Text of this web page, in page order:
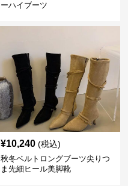
ーハイブーツ
¥10,240 (税込)
秋冬ベルトロングブーツ尖りつ
ま先細ヒール美脚靴